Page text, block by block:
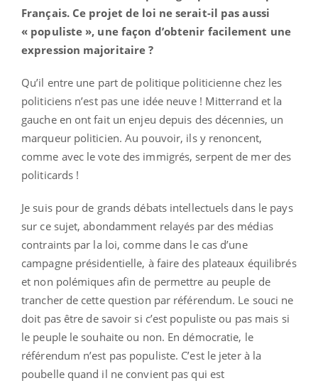
Français. Ce projet de loi ne serait-il pas aussi
« populiste », une façon d’obtenir facilement une
expression majoritaire ?
Qu’il entre une part de politique politicienne chez les
politiciens n’est pas une idée neuve ! Mitterrand et la
gauche en ont fait un enjeu depuis des décennies, un
marqueur politicien. Au pouvoir, ils y renoncent,
comme avec le vote des immigrés, serpent de mer des
politicards !
Je suis pour de grands débats intellectuels dans le pays
sur ce sujet, abondamment relayés par des médias
contraints par la loi, comme dans le cas d’une
campagne présidentielle, à faire des plateaux équilibrés
et non polémiques afin de permettre au peuple de
trancher de cette question par référendum. Le souci ne
doit pas être de savoir si c’est populiste ou pas mais si
le peuple le souhaite ou non. En démocratie, le
référendum n’est pas populiste. C’est le jeter à la
poubelle quand il ne convient pas qui est